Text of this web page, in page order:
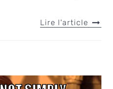
Lire l'article